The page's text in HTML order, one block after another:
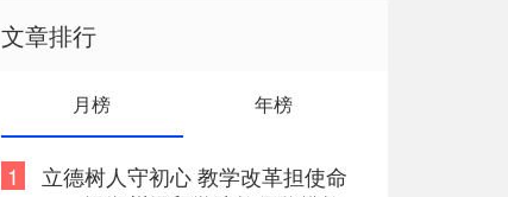
文章排行
月榜 年榜
1
立德树人守初心 教学改革担使命